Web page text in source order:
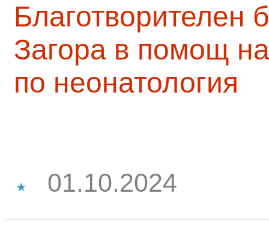
Благотворителен
Загора в помощ
по неонатология
01.10.2024